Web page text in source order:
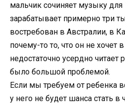
мальчик сочиняет музыку
зарабатывает примерно три
востребован в Австралии, в
почему-то то, что он не хочет
недостаточно усердно читает
было большой проблемой.
Если мы требуем от ребенка
у него не будет шанса стать